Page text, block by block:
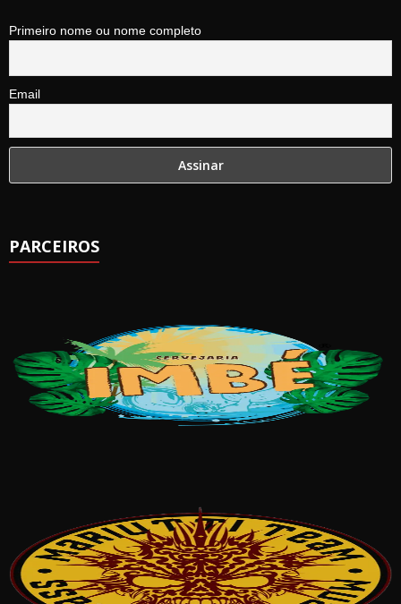
Primeiro nome ou nome completo
Email
PARCEIROS